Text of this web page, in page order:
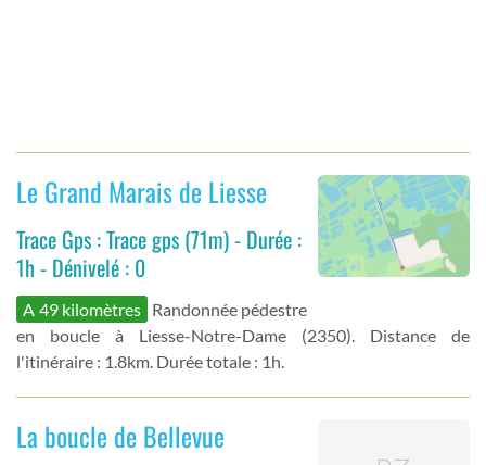
Le Grand Marais de Liesse
Trace Gps : Trace gps (71m) - Durée :
1h - Dénivelé : 0
A 49 kilomètres Randonnée pédestre
en boucle à Liesse-Notre-Dame (2350). Distance de
l'itinéraire : 1.8km. Durée totale : 1h.
La boucle de Bellevue